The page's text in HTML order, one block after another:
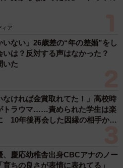
洗ったバケツに入れて冷やし
タイプのプリンではなく、ゼ
でこのサイズでも型崩れを起
間がかかりましたか？
る術がないため、念のため一
した。
り出しましたか？
ィア
いない」26歳差の“年の差婚”をし
は？反対する声はなかった？
いた
なければ金賞取れてた！」高校時
トラウマ……責められた学生は楽
10年後再会した因縁の相手から
、慶応幼稚舎出身CBCアナのノー
育ちの良さが表情に表れてる」